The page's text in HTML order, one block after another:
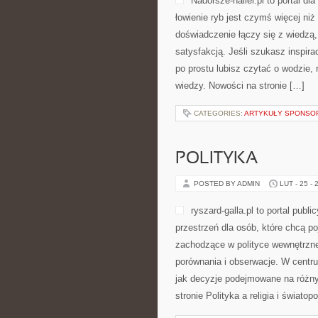
łowienie ryb jest czymś więcej
doświadczenie łączy się z
satysfakcją. Jeśli szukasz
po prostu lubisz czytać o wodzie,
wiedzy. Nowości na stronie […]
CATEGORIES: ARTYKUŁY
POLITYKA
POSTED BY ADMIN LUT - 25 -
ryszard-galla.pl to portal
przestrzeń dla osób, które chcą
zachodzące w polityce
porównania i obserwacje. W
jak decyzje podejmowane na
stronie Polityka a religia i